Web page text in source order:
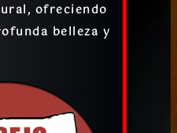
ofreciendo
belleza y